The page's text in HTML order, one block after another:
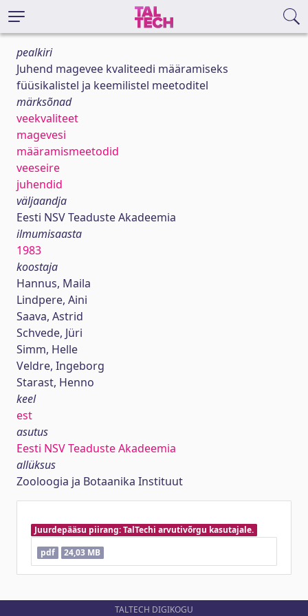
pealkiri
Juhend magevee kvaliteedi määramiseks
füüsikalistel ja keemilistel meetoditel
märksõnad
veekvaliteet
magevesi
määramismeetodid
veeseire
juhendid
väljaandja
Eesti NSV Teaduste Akadeemia
ilmumisaasta
1983
koostaja
Hannus, Maila
Lindpere, Aini
Saava, Astrid
Schvede, Jüri
Simm, Helle
Veldre, Ingeborg
Starast, Henno
keel
est
asutus
Eesti NSV Teaduste Akadeemia
allüksus
Zooloogia ja Botaanika Instituut
Juurdepääsu piirang: TalTechi arvutivõrgu kasutajale.
pdf
24,03 MB
TALTECH DIGIKOGU